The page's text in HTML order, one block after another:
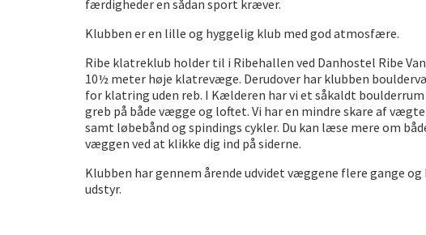
færdigheder en sådan sport kræver.
Klubben er en lille og hyggelig klub med god atmosfære.
Ribe klatreklub holder til i Ribehallen ved Danhostel Ribe
10½ meter høje klatrevæge. Derudover har klubben
for klatring uden reb. I Kælderen har vi et såkaldt
greb på både vægge og loftet. Vi har en mindre skare af
samt løbebånd og spindings cykler. Du kan læse mere om
væggen ved at klikke dig ind på siderne.
Klubben har gennem årende udvidet væggene flere gange
udstyr.